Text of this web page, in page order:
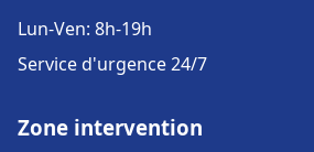
Lun-Ven: 8h-19h
Service d'urgence 24/7
Zone intervention